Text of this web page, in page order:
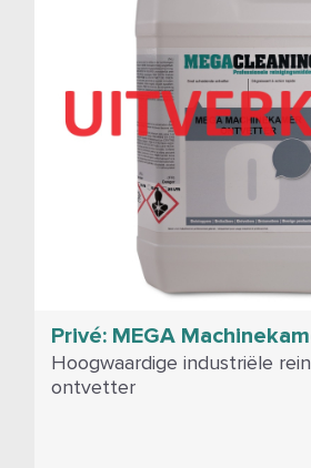
Privé: MEGA
Hoogwaardige industriële
ontvetter